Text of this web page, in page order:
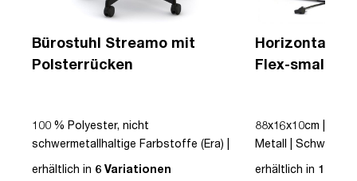
Bürostuhl Streamo mit
Polsterrücken
100 % Polyester, nicht
schwermetallhaltige Farbstoffe (Era) |
Schwarz | Drehstuhl | Polsterrücken |
erhältlich in 6 Variationen
Horizontaler
Flex-small +
88x16x10cm |
Metall | Schwarz |
erhältlich in 12